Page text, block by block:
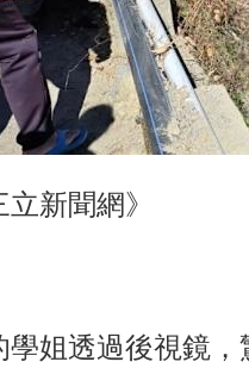
新聞網》
學姐透過後視鏡